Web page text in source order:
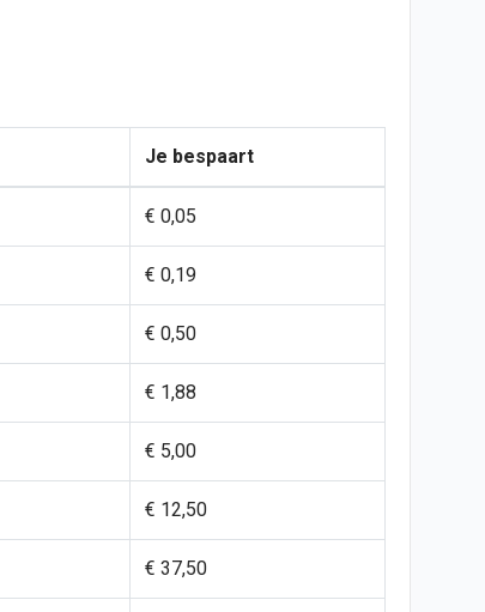
Je bespaart
€ 0,05
€ 0,19
€ 0,50
€ 1,88
€ 5,00
€ 12,50
€ 37,50